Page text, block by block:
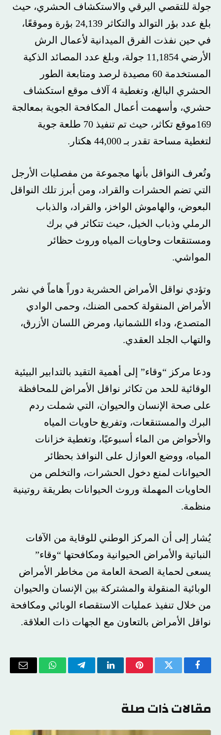
جولة للتقصي اليرقي والاستكشاف الحشري، حيث
بلغ عدد بؤر التوالد والتكاثر 24,139 بؤرة وموقعًا،
في حين نفذت الفرق الميدانية لأعمال الرش
الأرضي 11,1854 جولة، وبلغ عدد المصائد الذكية
المستخدمة 60 مصيدة لرصد ومتابعة الطور
الحشري البالغ، وتغطية 4 آلاف موقع استكشاف
حشري، وأسهمت أعمال المكافحة الجوية بمعالجة
169موقع تكاثر، حيث تم تنفيذ 70 طلعة جوية
لتغطية مساحة تقدر بـ 44,000 هكتار.
وتُعرف النواقل بأنها مجموعة من مفصليات الأرجل
التي تضم الحشرات والقراد، ومن أبرز تلك النواقل
البعوض، والهاموش الواخز، والقراد، والذباب
الرملي وذباب الخيل، حيث تتكاثر في برك
ومستنقعات وحاويات المياه وروث حظائر
المواشي.
وتؤدي نواقل الأمراض الحشرية دوراً هاماً في نشر
الأمراض المنقولة كحمى الضنك، وحمى الوادي
المتصدع، وداء اللشمانيا، ومرض اللسان الأزرق،
والتهاب الجلد العقدي.
ودعا مركز “وقاء” إلى أهمية التقيد بالتدابير البيئية
الوقائية للحد من تكاثر نواقل الأمراض للمحافظة
على صحة الإنسان والحيوان، التي شملت ردم
البرك والمستنقعات، وتفريغ حاويات المياه
والأحواض من الماء أسبوعيًا، وتغطية خزانات
المياه، ووضع العوازل على النوافذ بحظائر
الحيوانات لمنع دخول الحشرات، والتخلص من
الحاويات المهملة وروث الحيوانات بطريقة روتينية
منظمة.
يُشار إلى أن المركز الوطني للوقاية من الآفات
النباتية والأمراض الحيوانية ومكافحتها “وقاء”
يسعى لحماية الصحة العامة من مخاطر الأمراض
الوبائية المنقولة والمشتركة بين الإنسان والحيوان
من خلال تنفيذ عمليات الاستقصاء الوبائي ومكافحة
نواقل الأمراض بالتعاون مع الجهات ذات العلاقة.
فيسبوكتويتر بينتيريستلينكدإن تيلقرام واتسابالبريد
مقالات ذات صلة